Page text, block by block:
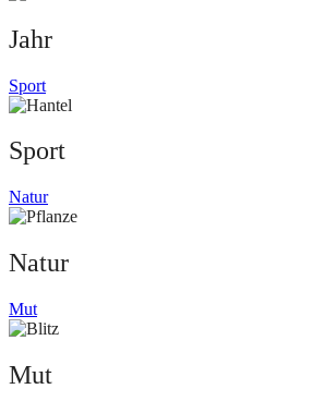
Jahr
Sport
Sport
Natur
Natur
Mut
Mut